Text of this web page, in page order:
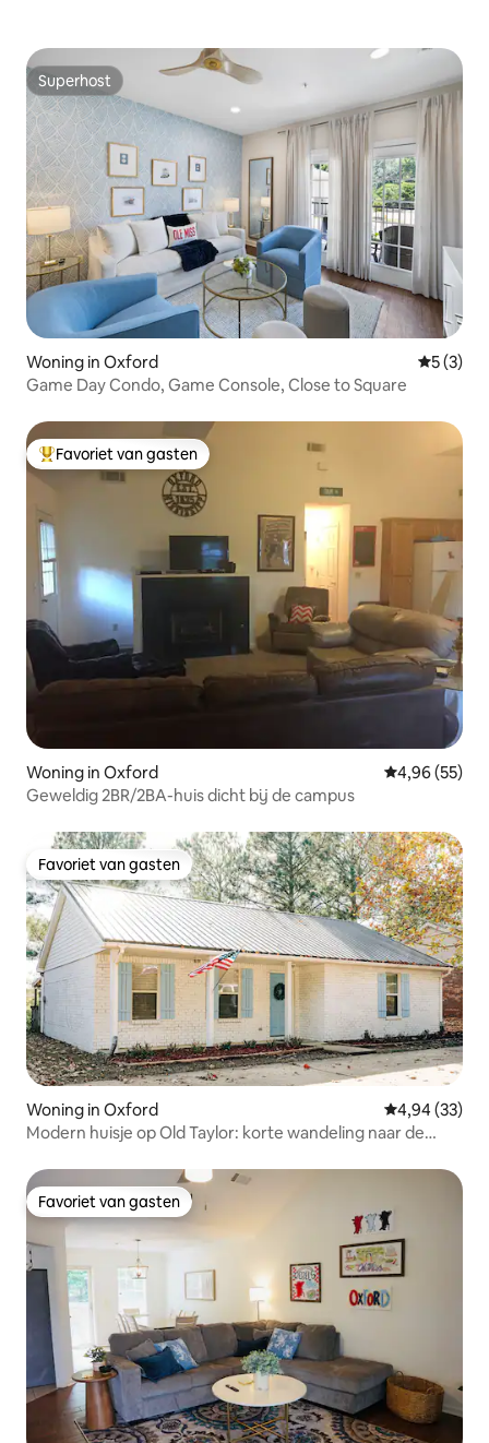
Superhost
Superhost
Woning in Oxford
5 (3)
Game Day Condo, Game Console, Close to Square
Topfavoriet van gasten
Favoriet van gasten
Woning in Oxford Gemiddelde
4,96 (55)
Geweldig 2BR/2BA-huis dicht bij de campus
Favoriet van gasten
Favoriet van gasten
Woning in Oxford Gemiddelde
4,94 (33)
Modern huisje op Old Taylor: korte wandeling naar de
Favoriet van gasten
Favoriet van gasten